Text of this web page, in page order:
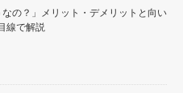
なの？」メリット・デメリットと向い
線で解説